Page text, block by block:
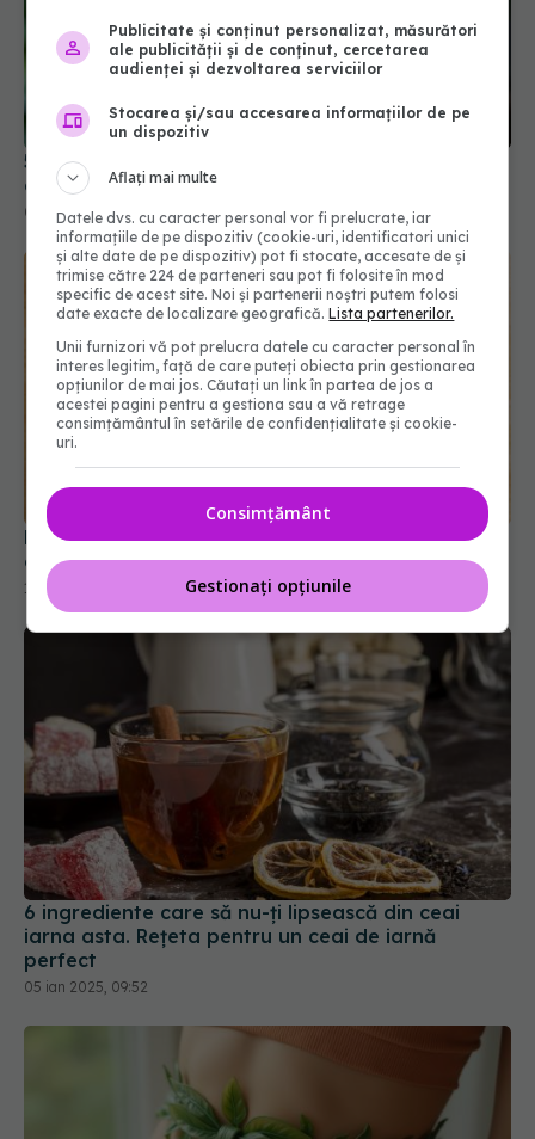
5 plante și condimente care îmbunătățesc
digestia
07 oct 2025, 18:53
Este matcha o alternativă mai sănătoasă la
cafea? Iată ce trebuie să știți despre matcha
13 mai 2025, 18:18
6 ingrediente care să nu-ți lipsească din ceai
iarna asta. Rețeta pentru un ceai de iarnă
perfect
05 ian 2025, 09:52
Publicitate și conținut personalizat, măsurători
ale publicității și de conținut, cercetarea
audienței și dezvoltarea serviciilor
Stocarea și/sau accesarea informațiilor de pe
un dispozitiv
Aflați mai multe
Datele dvs. cu caracter personal vor fi prelucrate, iar
informațiile de pe dispozitiv (cookie-uri, identificatori unici
și alte date de pe dispozitiv) pot fi stocate, accesate de și
trimise către 224 de parteneri sau pot fi folosite în mod
specific de acest site. Noi și partenerii noștri putem folosi
date exacte de localizare geografică.Lista partenerilor.
Unii furnizori vă pot prelucra datele cu caracter personal în
interes legitim, față de care puteți obiecta prin gestionarea
opțiunilor de mai jos. Căutați un link în partea de jos a
acestei pagini pentru a gestiona sau a vă retrage
consimțământul în setările de confidențialitate și cookie-
uri.
Consimțământ
Gestionați opțiunile